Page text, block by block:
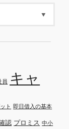
員 キャ
ト 即日借入の基本
認 プロミス 中小